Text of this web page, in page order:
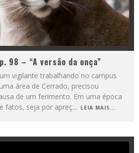
98 – “A versão da onça”
vigilante trabalhando no campus
área de Cerrado, precisou
de um ferimento. Em uma época
fatos, seja por apreç... LEIA MAIS...